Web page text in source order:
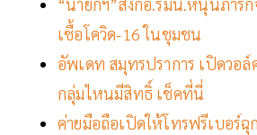
เชื้อโควิด-16 ในชุมชน
อัพเดท สมุทรปราการ เปิดวอ
กลุ่มไหนมีสิทธิ์ เช็คที่นี่
ค่ายมือถือเปิดให้โทรฟรีเบอร์